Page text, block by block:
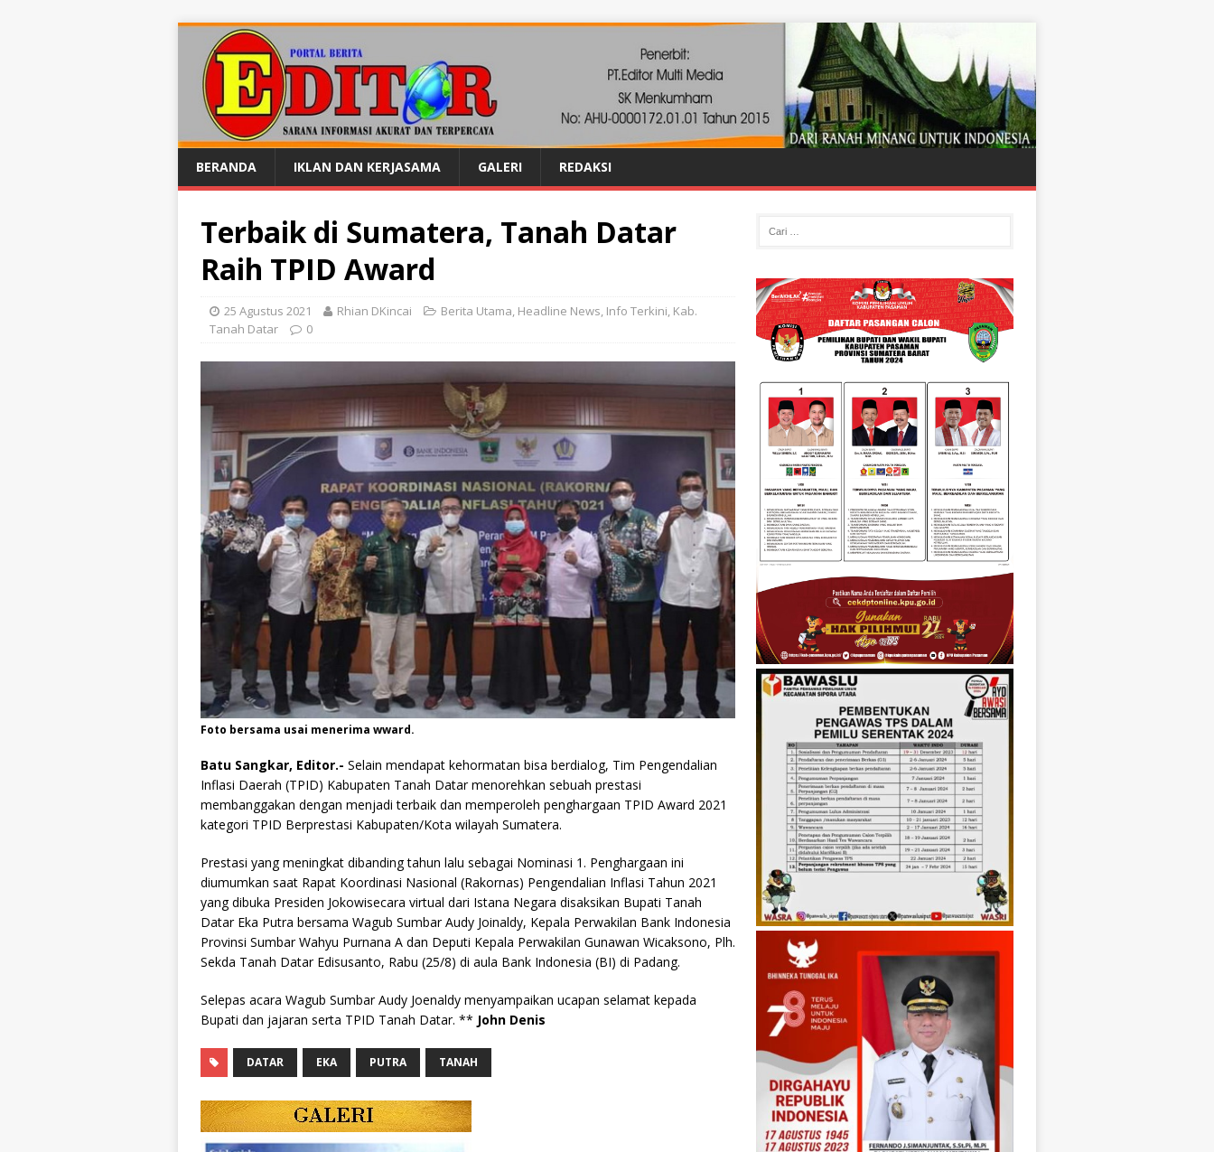
BERANDA IKLAN DAN KERJASAMA GALERI REDAKSI
Terbaik di Sumatera, Tanah Datar
Raih TPID Award
25 Agustus 2021 Rhian DKincai Berita Utama, Headline News, Info Terkini, Kab.
Tanah Datar
0
Foto bersama usai menerima wward.
Batu Sangkar, Editor.- Selain mendapat kehormatan bisa berdialog, Tim Pengendalian
Inflasi Daerah (TPID) Kabupaten Tanah Datar menorehkan sebuah prestasi
membanggakan dengan menjadi terbaik dan memperoleh penghargaan TPID Award 2021
kategori TPID Berprestasi Kabupaten/Kota wilayah Sumatera.
Prestasi yang meningkat dibanding tahun lalu sebagai Nominasi 1. Penghargaan ini
diumumkan saat Rapat Koordinasi Nasional (Rakornas) Pengendalian Inflasi Tahun 2021
yang dibuka Presiden Jokowisecara virtual dari Istana Negara disaksikan Bupati Tanah
Datar Eka Putra bersama Wagub Sumbar Audy Joinaldy, Kepala Perwakilan Bank Indonesia
Provinsi Sumbar Wahyu Purnana A dan Deputi Kepala Perwakilan Gunawan Wicaksono, Plh.
Sekda Tanah Datar Edisusanto, Rabu (25/8) di aula Bank Indonesia (BI) di Padang.
Selepas acara Wagub Sumbar Audy Joenaldy menyampaikan ucapan selamat kepada
Bupati dan jajaran serta TPID Tanah Datar. ** John Denis
DATAR EKA PUTRA TANAH